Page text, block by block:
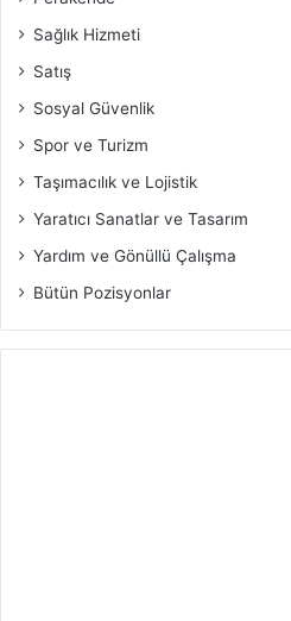
Sağlık Hizmeti
Satış
Sosyal Güvenlik
Spor ve Turizm
Taşımacılık ve Lojistik
Yaratıcı Sanatlar ve Tasarım
Yardım ve Gönüllü Çalışma
Bütün Pozisyonlar